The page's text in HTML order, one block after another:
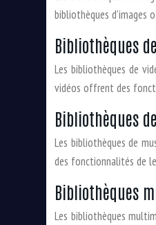
bibliothèques
Bibliothèques
Les bibliothèques de
vidéos offrent des
Bibliothèques
Les bibliothèques de
des fonctionnalités de
Bibliothèques
Les bibliothèques